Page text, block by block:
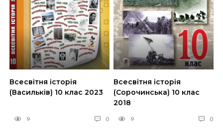
Всесвітня історія
(Васильків) 10 клас 2023
9 0
Всесвітня історія
(Сорочинська) 10 клас
2018
9 0